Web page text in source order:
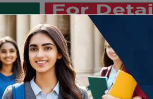
University University College